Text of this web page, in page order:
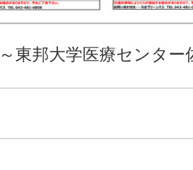
東邦大学医療センター